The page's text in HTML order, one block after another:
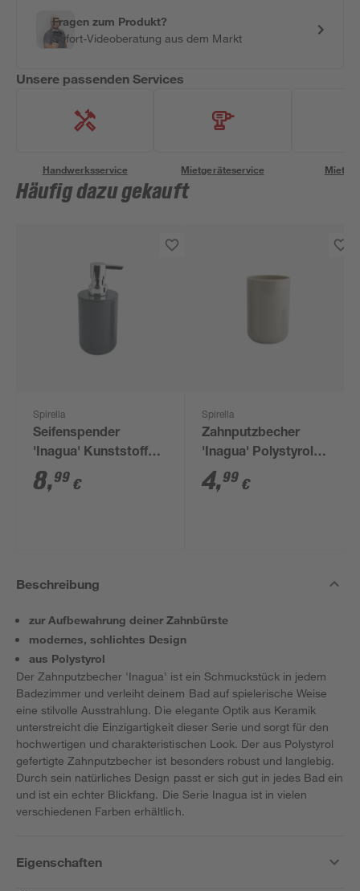
Fragen zum Produkt?
Sofort-Videoberatung aus dem Markt
Unsere passenden Services
Handwerksservice Mietgeräteservice
Häufig dazu gekauft
Spirella
Seifenspender
'Inagua' Kunststoff
dunkelgrau 300 ml
8,99 €
Spirella
Zahnputzbecher
'Inagua' Polystyrol
graubraun/taupe Ø
7,1 x 10,5 cm
4,99 €
Beschreibung
zur Aufbewahrung deiner Zahnbürste
modernes, schlichtes Design
aus Polystyrol
Der Zahnputzbecher 'Inagua' ist ein Schmuckstück in jedem
Badezimmer und verleiht deinem Bad auf spielerische Weise
eine stilvolle Ausstrahlung. Die elegante Optik aus Keramik
unterstreicht die Einzigartigkeit dieser Serie und sorgt für den
hochwertigen und charakteristischen Look. Der aus Polystyrol
gefertigte Zahnputzbecher ist besonders robust und langlebig.
Durch sein natürliches Design passt er sich gut in jedes Bad ein
und ist ein echter Blickfang. Die Serie Inagua ist in vielen
verschiedenen Farben erhältlich.
Eigenschaften